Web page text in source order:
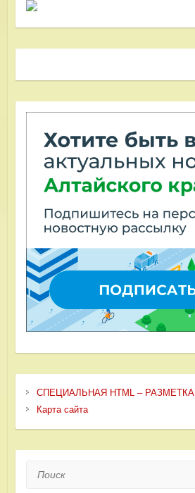
СПЕЦИАЛЬНАЯ HTML – РАЗМЕТКА
Карта сайта
Поиск